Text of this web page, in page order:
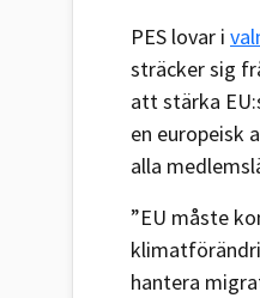
PES lovar i
sträcker sig
att stärka
en europeisk
alla
”EU måste
hantera